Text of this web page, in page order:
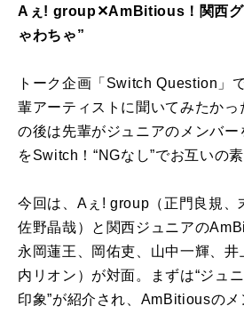
Aぇ! group✕AmBitious！関西グ
ゃわちゃ”
トーク企画「Switch Question」
輩アーティストに聞いてみたかっ
の後は先輩がジュニアのメンバー
をSwitch！“NGなし”でお互いの素
今回は、Aぇ! group（正門良規、
佐野晶哉）と関西ジュニアの
永岡蓮王、岡佑吏、山中一輝、
内リオン）が対面。まずは“ジュ
印象”が紹介され、AmBitiousのメ